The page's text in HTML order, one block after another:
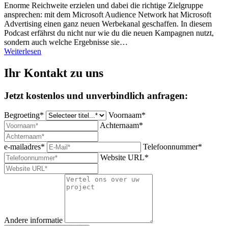
Enorme Reichweite erzielen und dabei die richtige Zielgruppe
ansprechen: mit dem Microsoft Audience Network hat Microsoft
Advertising einen ganz neuen Werbekanal geschaffen. In diesem
Podcast erfährst du nicht nur wie du die neuen Kampagnen nutzt,
sondern auch welche Ergebnisse sie…
Weiterlesen
Ihr Kontakt zu uns
Jetzt kostenlos und unverbindlich anfragen:
Begroeting*
Voornaam*
Achternaam*
e-mailadres*
Telefoonnummer*
Website URL*
Andere informatie